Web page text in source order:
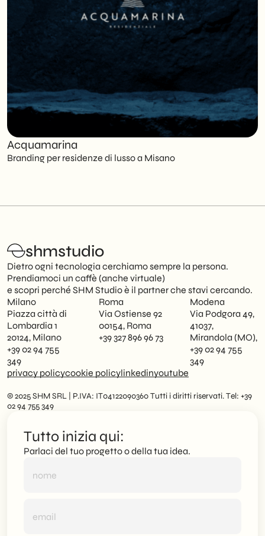
Acquamarina
Branding per residenze di lusso a Misano
shmstudio
Dietro ogni tecnologia cerchiamo sempre la persona.
Prendiamoci un caffè (anche virtuale)
e scopri perché SHM Studio è il partner che stavi cercando.
Milano
Piazza città di
Lombardia 1
20124, Milano
+39 02 94 755
349
Roma
Via Ostiense 92
00154, Roma
+39 327 896 96 73
Modena
Via Podgora 49,
41037,
Mirandola (MO),
+39 02 94 755
349
privacy policycookie policylinkedinyoutube
© 2025 SHM SRL | P.IVA: IT04122090360 Tutti i diritti riservati. Tel: +39
02 94 755 349
Tutto inizia qui:
Parlaci del tuo progetto o della tua idea.